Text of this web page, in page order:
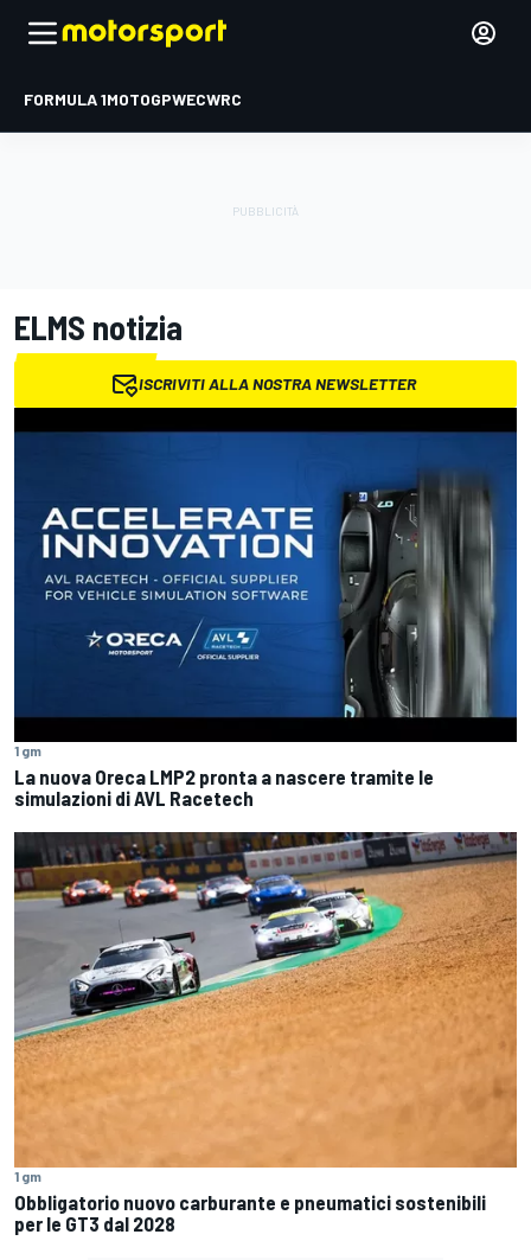
FORMULA 1MOTOGPWECWRC
ELMS notizia
1 gm
La nuova Oreca LMP2 pronta a nascere tramite le
simulazioni di AVL Racetech
1 gm
Obbligatorio nuovo carburante e pneumatici sostenibili
per le GT3 dal 2028
ISCRIVITI ALLA NOSTRA NEWSLETTER